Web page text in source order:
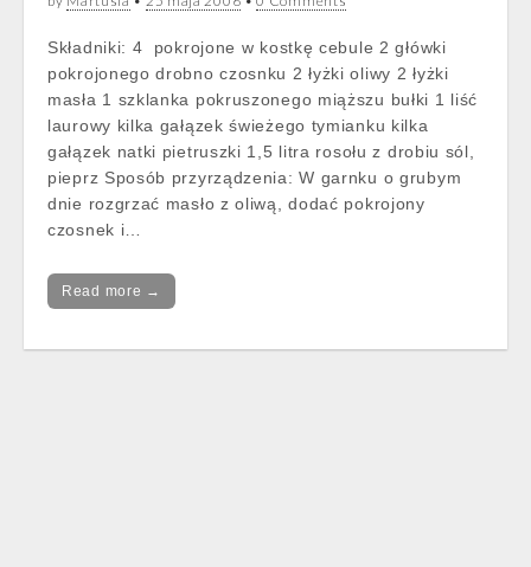
Składniki: 4 pokrojone w kostkę cebule 2 główki
pokrojonego drobno czosnku 2 łyżki oliwy 2 łyżki
masła 1 szklanka pokruszonego miąższu bułki 1 liść
laurowy kilka gałązek świeżego tymianku kilka
gałązek natki pietruszki 1,5 litra rosołu z drobiu sól,
pieprz Sposób przyrządzenia: W garnku o grubym
dnie rozgrzać masło z oliwą, dodać pokrojony
czosnek i…
Read more →